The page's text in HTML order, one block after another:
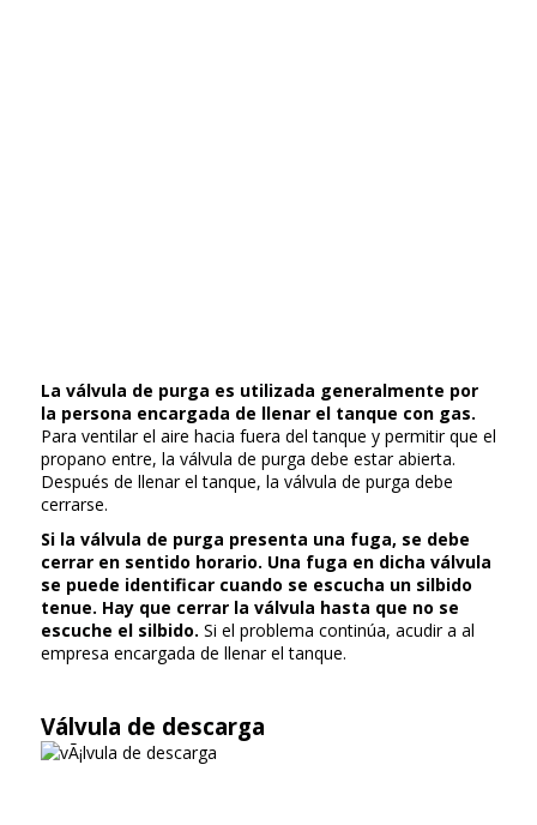
La válvula de purga es utilizada generalmente por
la persona encargada de llenar el tanque con gas.
Para ventilar el aire hacia fuera del tanque y permitir que el
propano entre, la válvula de purga debe estar abierta.
Después de llenar el tanque, la válvula de purga debe
cerrarse.
Si la válvula de purga presenta una fuga, se debe
cerrar en sentido horario. Una fuga en dicha válvula
se puede identificar cuando se escucha un silbido
tenue. Hay que cerrar la válvula hasta que no se
escuche el silbido. Si el problema continúa, acudir a al
empresa encargada de llenar el tanque.
Válvula de descarga